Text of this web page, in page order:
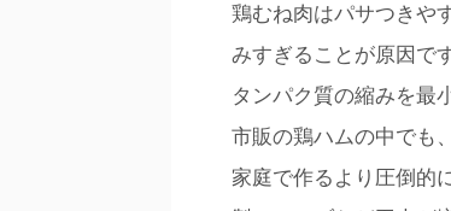
鶏むね肉はパサつきや
みすぎることが原因で
タンパク質の縮みを最
市販の鶏ハムの中でも
家庭で作るより圧倒的